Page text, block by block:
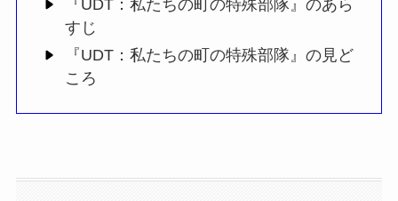
『UDT：私たちの町の特殊部隊』のあら
すじ
『UDT：私たちの町の特殊部隊』の見ど
ころ